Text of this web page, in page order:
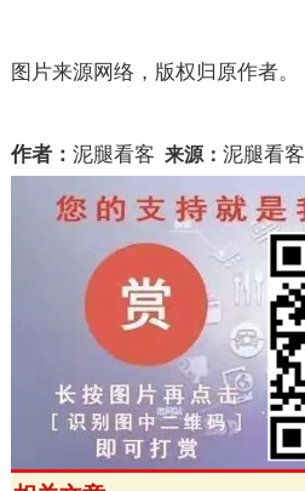
图片来源网络，版权归原作者。
作者： 泥腿看客 来源： 泥腿看客